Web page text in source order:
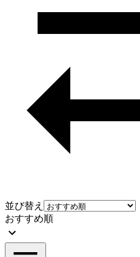
並び替え
おすすめ順